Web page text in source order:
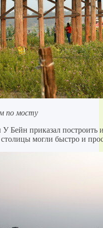
по мосту
Бейн приказал построить
могли быстро и